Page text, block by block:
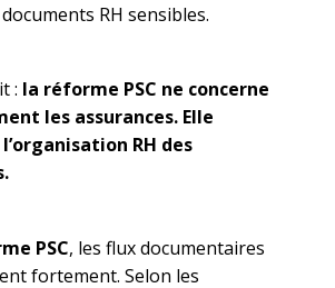
RH sensibles.
: la réforme PSC ne concerne
les assurances. Elle
RH des
PSC, les flux documentaires
fortement. Selon les